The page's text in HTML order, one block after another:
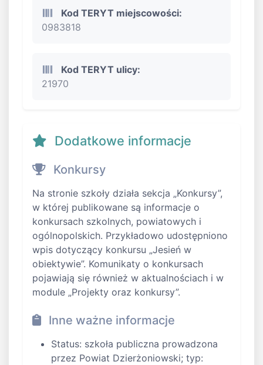
Kod TERYT miejscowości:
0983818
Kod TERYT ulicy:
21970
Dodatkowe informacje
Konkursy
Na stronie szkoły działa sekcja „Konkursy”,
w której publikowane są informacje o
konkursach szkolnych, powiatowych i
ogólnopolskich. Przykładowo udostępniono
wpis dotyczący konkursu „Jesień w
obiektywie”. Komunikaty o konkursach
pojawiają się również w aktualnościach i w
module „Projekty oraz konkursy”.
Inne ważne informacje
Status: szkoła publiczna prowadzona
przez Powiat Dzierżoniowski; typ: